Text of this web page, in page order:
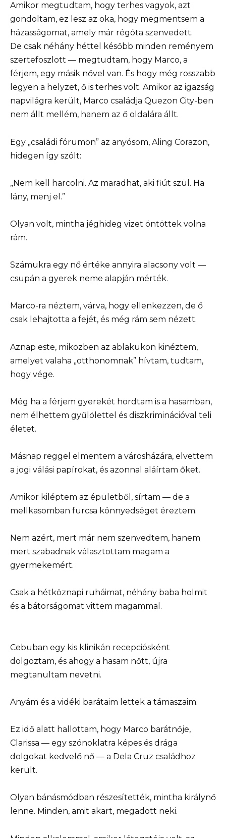
Amikor megtudtam, hogy terhes vagyok, azt
gondoltam, ez lesz az oka, hogy megmentsem a
házasságomat, amely már régóta szenvedett.
De csak néhány héttel később minden reményem
szertefoszlott — megtudtam, hogy Marco, a
férjem, egy másik nővel van. És hogy még rosszabb
legyen a helyzet, ő is terhes volt. Amikor az igazság
napvilágra került, Marco családja Quezon City-ben
nem állt mellém, hanem az ő oldalára állt.
Egy „családi fórumon” az anyósom, Aling Corazon,
hidegen így szólt:
„Nem kell harcolni. Az maradhat, aki fiút szül. Ha
lány, menj el.”
Olyan volt, mintha jéghideg vizet öntöttek volna
rám.
Számukra egy nő értéke annyira alacsony volt —
csupán a gyerek neme alapján mérték.
Marco-ra néztem, várva, hogy ellenkezzen, de ő
csak lehajtotta a fejét, és még rám sem nézett.
Aznap este, miközben az ablakukon kinéztem,
amelyet valaha „otthonomnak” hívtam, tudtam,
hogy vége.
Még ha a férjem gyerekét hordtam is a hasamban,
nem élhettem gyűlölettel és diszkriminációval teli
életet.
Másnap reggel elmentem a városházára, elvettem
a jogi válási papírokat, és azonnal aláírtam őket.
Amikor kiléptem az épületből, sírtam — de a
mellkasomban furcsa könnyedséget éreztem.
Nem azért, mert már nem szenvedtem, hanem
mert szabadnak választottam magam a
gyermekemért.
Csak a hétköznapi ruháimat, néhány baba holmit
és a bátorságomat vittem magammal.
Cebuban egy kis klinikán recepciósként
dolgoztam, és ahogy a hasam nőtt, újra
megtanultam nevetni.
Anyám és a vidéki barátaim lettek a támaszaim.
Ez idő alatt hallottam, hogy Marco barátnője,
Clarissa — egy szónoklatra képes és drága
dolgokat kedvelő nő — a Dela Cruz családhoz
került.
Olyan bánásmódban részesítették, mintha királynő
lenne. Minden, amit akart, megadott neki.